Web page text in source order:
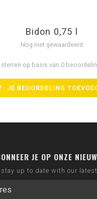
Bidon 0,75 l
Nog niet gewaardeerd
sterren op basis van 0
JE BEOORDELING
JE OP ONZE
up to date with our